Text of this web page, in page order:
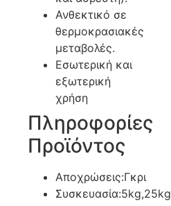
Ανθεκτικό σε
θερμοκρασιακές
μεταβολές.
Εσωτερική και
εξωτερική
χρήση
Πληροφορίες
Προϊόντος
Αποχρώσεις:Γκρι
Συσκευασία:5kg,25kg